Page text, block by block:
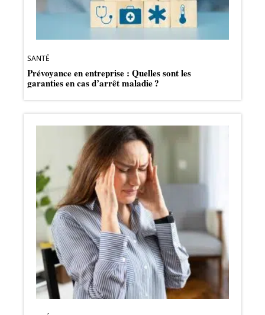
SANTÉ
Prévoyance en entreprise : Quelles sont les
garanties en cas d’arrêt maladie ?